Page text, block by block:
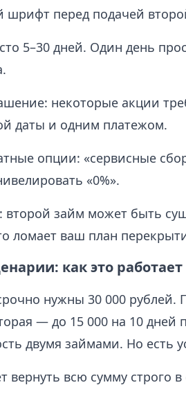
шрифт перед подачей
5–30 дней. Один день
некоторые акции
даты и одним платежом.
опции: «сервисные
«0%».
займ может быть
ломает ваш план
как это
нужны 30 000 рублей.
— до 15 000 на 10 дней
двумя займами. Но есть
вернуть всю сумму строго в